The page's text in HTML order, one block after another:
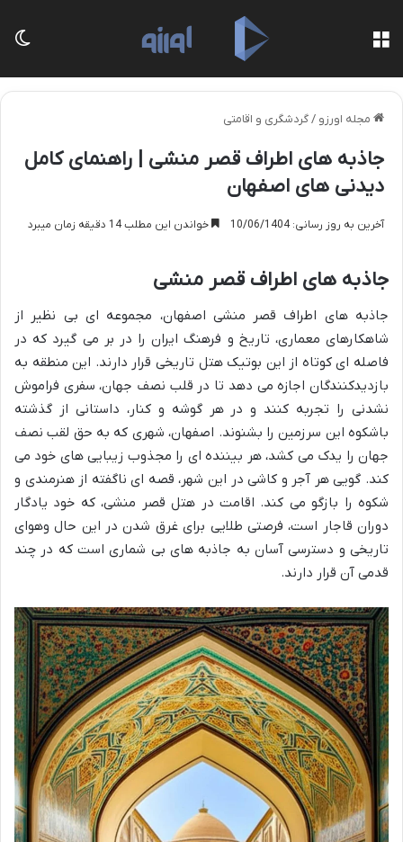
مجله اورزو /گردشگری و اقامتی
جاذبه های اطراف قصر منشی | راهنمای کامل
دیدنی های اصفهان
آخرین به روز رسانی: 10/06/1404 خواندن این مطلب 14 دقیقه زمان میبرد
جاذبه های اطراف قصر منشی
جاذبه های اطراف قصر منشی اصفهان، مجموعه ای بی نظیر از
شاهکارهای معماری، تاریخ و فرهنگ ایران را در بر می گیرد که در
فاصله ای کوتاه از این بوتیک هتل تاریخی قرار دارند. این منطقه به
بازدیدکنندگان اجازه می دهد تا در قلب نصف جهان، سفری فراموش
نشدنی را تجربه کنند و در هر گوشه و کنار، داستانی از گذشته
باشکوه این سرزمین را بشنوند. اصفهان، شهری که به حق لقب نصف
جهان را یدک می کشد، هر بیننده ای را مجذوب زیبایی های خود می
کند. گویی هر آجر و کاشی در این شهر، قصه ای ناگفته از هنرمندی و
شکوه را بازگو می کند. اقامت در هتل قصر منشی، که خود یادگار
دوران قاجار است، فرصتی طلایی برای غرق شدن در این حال وهوای
تاریخی و دسترسی آسان به جاذبه های بی شماری است که در چند
قدمی آن قرار دارند.